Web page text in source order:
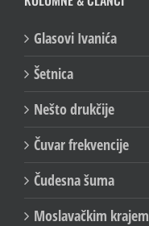
Glasovi Ivanića
Šetnica
Nešto drukčije
Čuvar frekvencije
Čudesna šuma
Moslavačkim krajem